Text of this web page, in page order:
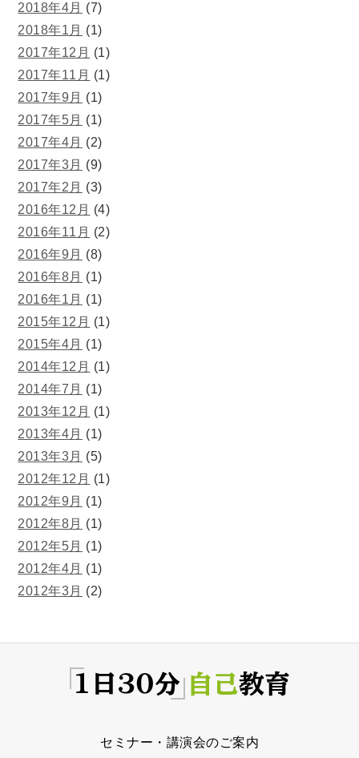
2018年4月 (7)
2018年1月 (1)
2017年12月 (1)
2017年11月 (1)
2017年9月 (1)
2017年5月 (1)
2017年4月 (2)
2017年3月 (9)
2017年2月 (3)
2016年12月 (4)
2016年11月 (2)
2016年9月 (8)
2016年8月 (1)
2016年1月 (1)
2015年12月 (1)
2015年4月 (1)
2014年12月 (1)
2014年7月 (1)
2013年12月 (1)
2013年4月 (1)
2013年3月 (5)
2012年12月 (1)
2012年9月 (1)
2012年8月 (1)
2012年5月 (1)
2012年4月 (1)
2012年3月 (2)
セミナー・講演会のご案内